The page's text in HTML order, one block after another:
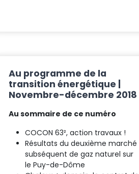
Au programme de la
transition énergétique |
Novembre-décembre 2018
Au sommaire de ce numéro
COCON 63², action travaux !
Résultats du deuxième marché
subséquent de gaz naturel sur
le Puy-de-Dôme